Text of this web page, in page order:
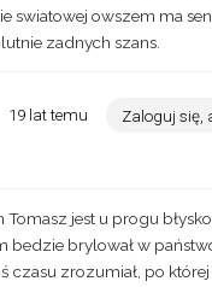
swiatowej owszem ma
zadnych szans.
19 lat temu Zaloguj się,
Tomasz jest u progu
bedzie brylował w
czasu zrozumiał, po której